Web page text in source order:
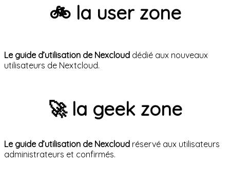
🚲 la user zone
Le guide d’utilisation de Nexcloud dédié aux nouveaux
utilisateurs de Nextcloud.
🚀 la geek zone
Le guide d’utilisation de Nexcloud réservé aux utilisateurs
administrateurs et confirmés.